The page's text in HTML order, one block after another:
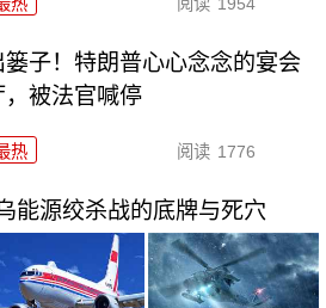
篓子！特朗普心心念念的宴会
，被法官喊停
热 阅读 1776
能源绞杀战的底牌与死穴